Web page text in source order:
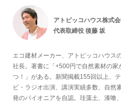
アトピッコハウス株式
代表取締役 後藤 坂
エコ建材メーカー、アトピッコハウス
社長。著書に「+500円で自然素材の家
つ！」がある。新聞掲載155回以上、
ビ・ラジオ出演、講演実績多数、自然
発のパイオニアを自認。珪藻土、漆喰